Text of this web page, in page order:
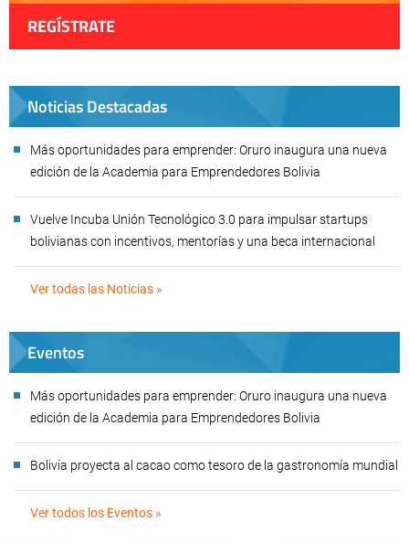
REGÍSTRATE
Noticias Destacadas
Más oportunidades para emprender: Oruro inaugura una nueva
edición de la Academia para Emprendedores Bolivia
Vuelve Incuba Unión Tecnológico 3.0 para impulsar startups
bolivianas con incentivos, mentorías y una beca internacional
Ver todas las Noticias »
Eventos
Más oportunidades para emprender: Oruro inaugura una nueva
edición de la Academia para Emprendedores Bolivia
Bolivia proyecta al cacao como tesoro de la gastronomía mundial
Ver todos los Eventos »